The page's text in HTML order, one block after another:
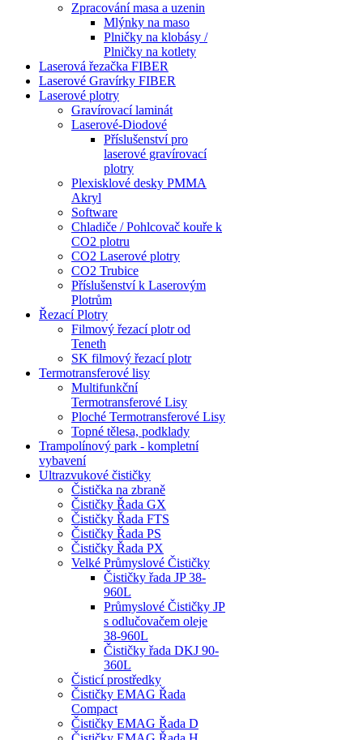
Zpracování masa a uzenin
Mlýnky na maso
Plničky na klobásy /
Plničky na kotlety
Laserová řezačka FIBER
Laserové Gravírky FIBER
Laserové plotry
Gravírovací laminát
Laserové-Diodové
Příslušenství pro
laserové gravírovací
plotry
Plexisklové desky PMMA
Akryl
Software
Chladiče / Pohlcovač kouře k
CO2 plotru
CO2 Laserové plotry
CO2 Trubice
Příslušenství k Laserovým
Plotrům
Řezací Plotry
Filmový řezací plotr od
Teneth
SK filmový řezací plotr
Termotransferové lisy
Multifunkční
Termotransferové Lisy
Ploché Termotransferové Lisy
Topné tělesa, podklady
Trampolínový park - kompletní
vybavení
Ultrazvukové čističky
Čistička na zbraně
Čističky Řada GX
Čističky Řada FTS
Čističky Řada PS
Čističky Řada PX
Velké Průmyslové Čističky
Čističky řada JP 38-
960L
Průmyslové Čističky JP
s odlučovačem oleje
38-960L
Čističky řada DKJ 90-
360L
Čisticí prostředky
Čističky EMAG Řada
Compact
Čističky EMAG Řada D